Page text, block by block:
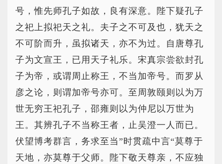
号，惟先师孔子如故，良有深意。陛下疑孔子
之祀上拟祀天之礼。夫子之不可及也，犹天之
不可阶而升，虽拟诸天，亦不为过。自唐尊孔
子为文宣王，已用天子礼乐。宋真宗尝欲封孔
子为帝，或谓周止称王，不当加帝号。而罗从
彦之论，则谓加帝号亦可。至周敦颐则以为万
世无穷王祀孔子，邵雍则以为仲尼以万世为
王。其辨孔子不当称王者，止吴澄一人而已。
伏望博考群言，务求至当”时贯疏中言“莫尊于
天地，亦莫尊于父师。陛下敬天尊亲，不应独